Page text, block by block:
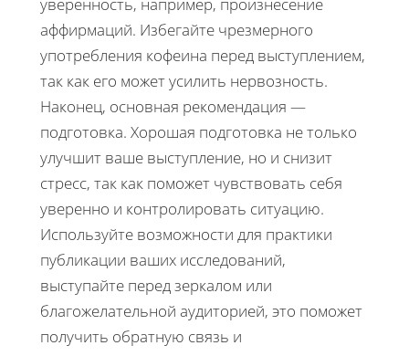
уверенность, например, произнесение
аффирмаций. Избегайте чрезмерного
употребления кофеина перед выступлением,
так как его может усилить нервозность.
Наконец, основная рекомендация —
подготовка. Хорошая подготовка не только
улучшит ваше выступление, но и снизит
стресс, так как поможет чувствовать себя
уверенно и контролировать ситуацию.
Используйте возможности для практики
публикации ваших исследований,
выступайте перед зеркалом или
благожелательной аудиторией, это поможет
получить обратную связь и